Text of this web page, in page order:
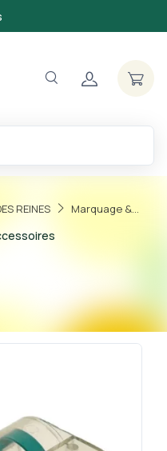
REINES Marquage &...